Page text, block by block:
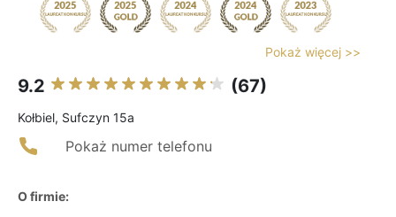
Pokaż więcej >>
9.2 (67)
Kołbiel, Sufczyn 15a
Pokaż numer telefonu
O firmie: